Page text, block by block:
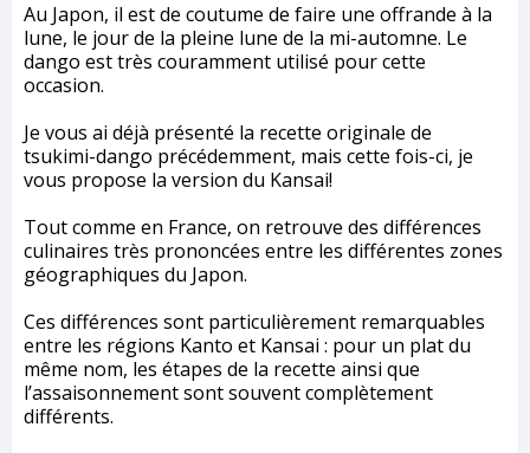
Au Japon, il est de coutume de faire une offrande à la
lune, le jour de la pleine lune de la mi-automne. Le
dango est très couramment utilisé pour cette
occasion.
Je vous ai déjà présenté la recette originale de
tsukimi-dango précédemment, mais cette fois-ci, je
vous propose la version du Kansai!
Tout comme en France, on retrouve des différences
culinaires très prononcées entre les différentes zones
géographiques du Japon.
Ces différences sont particulièrement remarquables
entre les régions Kanto et Kansai : pour un plat du
même nom, les étapes de la recette ainsi que
l’assaisonnement sont souvent complètement
différents.